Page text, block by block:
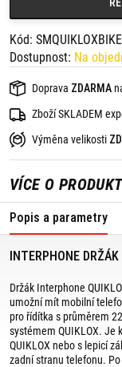
- kompatibilní se
samolepicí základnou
- smartphone lze
- horizontální otáčení
stupňů,
- bezpečně drží při jízdě,
- jednoduchá
- přizpůsobí se
OBSAH BALENÍ:
- QUIKLOX Interphone
Kód:
Dostupnost: Na
Doprava ZDARMA
Zboží SKLADEM
Výměna velikosti
VÍCE O
Popis a parametry
INTERPHONE
Držák Interphone
umožní mít mobilní
pro řídítka s průměrem
systémem QUIKLOX. Je
QUIKLOX nebo s lepicí
zadní stranu telefonu.